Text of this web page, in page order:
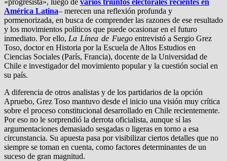
América Latina– merecen una reflexión profunda y
pormenorizada, en busca de comprender las razones de ese resultado
y los movimientos políticos que puede ocasionar en el futuro
inmediato. Por ello, La Línea de Fuego entrevistó a Sergio Grez
Toso, doctor en Historia por la Escuela de Altos Estudios en
Ciencias Sociales (París, Francia), docente de la Universidad de
Chile e investigador del movimiento popular y la cuestión social en
su país.
A diferencia de otros analistas y de los partidarios de la opción
Apruebo, Grez Toso mantuvo desde el inicio una visión muy crítica
sobre el proceso constitucional desarrollado en Chile recientemente.
Por eso no le sorprendió la derrota oficialista, aunque sí las
argumentaciones demasiado sesgadas o ligeras en torno a esa
circunstancia. Su apuesta pasa por visibilizar ciertos detalles que no
siempre se toman en cuenta, como factores determinantes de un
suceso de gran magnitud.